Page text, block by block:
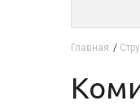
Главная /